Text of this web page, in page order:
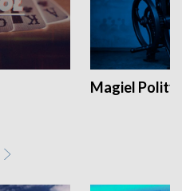
Magiel